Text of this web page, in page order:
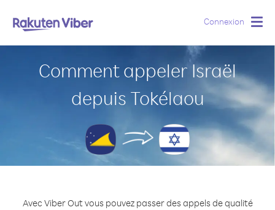
Connexion
Comment appeler Israël
depuis Tokélaou
Avec Viber Out vous pouvez passer des appels de qualité